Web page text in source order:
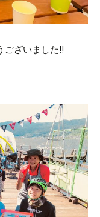
ございました!!